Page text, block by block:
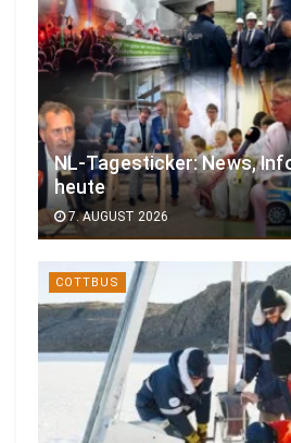
NL-Tagesticker: News,
heute
7. AUGUST 2026
COTTBUS